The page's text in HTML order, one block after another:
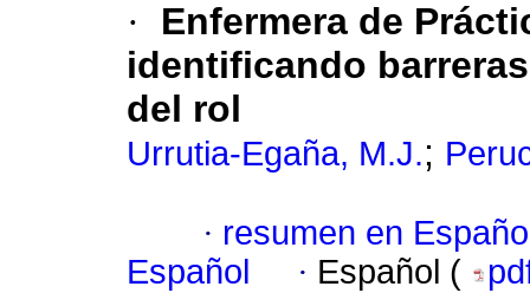
·
Enfermera de
identificando
del rol
Urrutia-Egaña, M.J.;
· resumen en
Español
· Español (